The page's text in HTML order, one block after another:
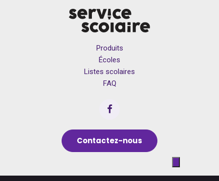
Produits
Écoles
Listes scolaires
FAQ
Contactez-nous